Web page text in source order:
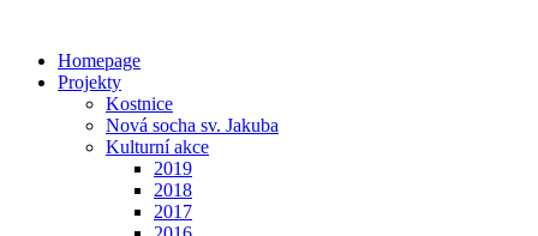
Homepage
Projekty
Kostnice
Nová socha sv. Jakuba
Kulturní akce
2019
2018
2017